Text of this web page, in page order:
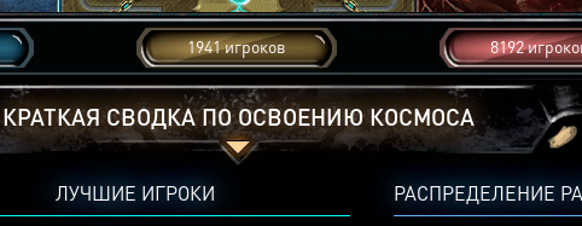
1941 игроков 8192
КРАТКАЯ СВОДКА ПО ОСВОЕНИЮ КОСМОСА
РАСПРЕДЕЛЕНИЕ
ЛУЧШИЕ ИГРОКИ